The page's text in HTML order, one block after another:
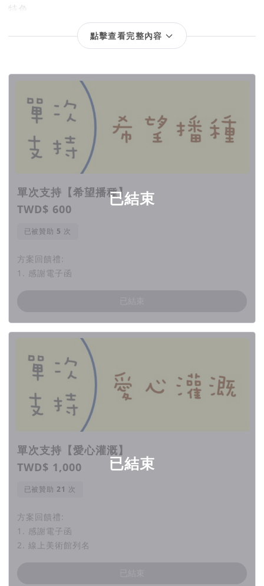
特色
心動家族協會決定開啟「ADHD小美術家培育計畫」！
讓這些孩子，能夠找到自己的一片星空、大
讓這些ADHD的孩子與你所想的，真的很不
讓每個孩子都有發光的機會，都能夠在自己
的天空裡捕捉星星
⭐︎
更多人認識這些特色兒童。並舉辦多元課程、活動，期待能夠展
望更多家庭，共創雙贏未來。
幫助每個ADHD孩童發展自己的
一起培育出更多小小美術家！
需要你的幫助！
👉👉👉112年 ADHD兒童心動美術展 回顧影片
點擊查看完整內容
已結束
單次支持【希望播種】
TWD$ 600
已被贊助 次
方案回饋禮:
1. 感謝電子函
已結束
單次支持【愛心灌溉】
TWD$ 1,000
已被贊助 次
方案回饋禮:
1. 感謝電子函
2. 線上美術館列名